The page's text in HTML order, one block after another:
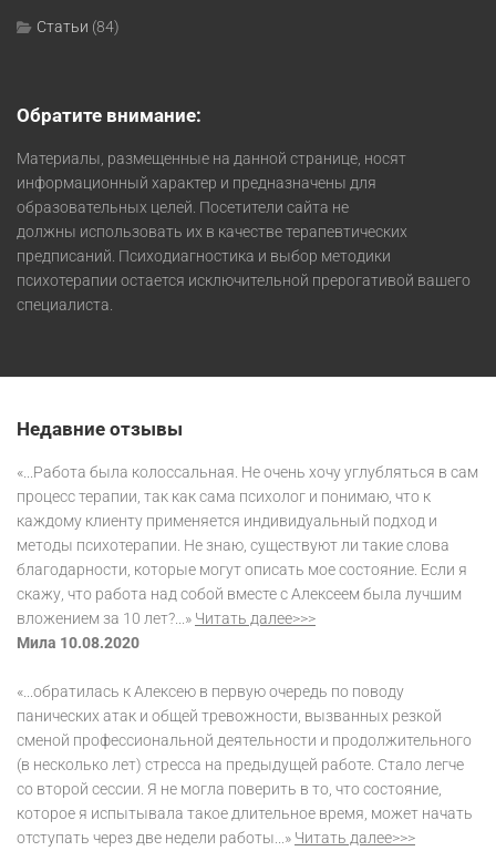
Статьи (84)
Обратите внимание:
Материалы, размещенные на данной странице, носят
информационный характер и предназначены для
образовательных целей. Посетители сайта не
должны использовать их в качестве терапевтических
предписаний. Психодиагностика и выбор методики
психотерапии остается исключительной прерогативой вашего
специалиста.
Недавние отзывы
«...Работа была колоссальная. Не очень хочу углубляться в сам
процесс терапии, так как сама психолог и понимаю, что к
каждому клиенту применяется индивидуальный подход и
методы психотерапии. Не знаю, существуют ли такие слова
благодарности, которые могут описать мое состояние. Если я
скажу, что работа над собой вместе с Алексеем была лучшим
вложением за 10 лет?...» Читать далее>>>
Мила 10.08.2020
«...обратилась к Алексею в первую очередь по поводу
панических атак и общей тревожности, вызванных резкой
сменой профессиональной деятельности и продолжительного
(в несколько лет) стресса на предыдущей работе. Стало легче
со второй сессии. Я не могла поверить в то, что состояние,
которое я испытывала такое длительное время, может начать
отступать через две недели работы...» Читать далее>>>